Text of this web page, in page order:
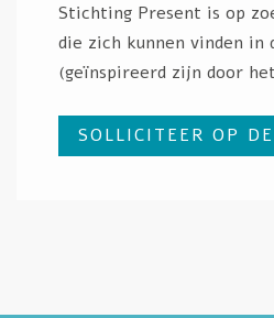
Stichting Present is op
die zich kunnen vinden in
(geïnspireerd zijn door
SOLLICITEER OP